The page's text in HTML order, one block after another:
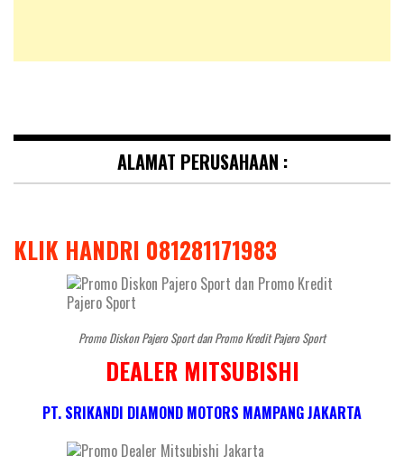
ALAMAT PERUSAHAAN :
KLIK HANDRI 081281171983
Promo Diskon Pajero Sport dan Promo Kredit Pajero Sport
DEALER MITSUBISHI
PT. SRIKANDI DIAMOND MOTORS MAMPANG JAKARTA